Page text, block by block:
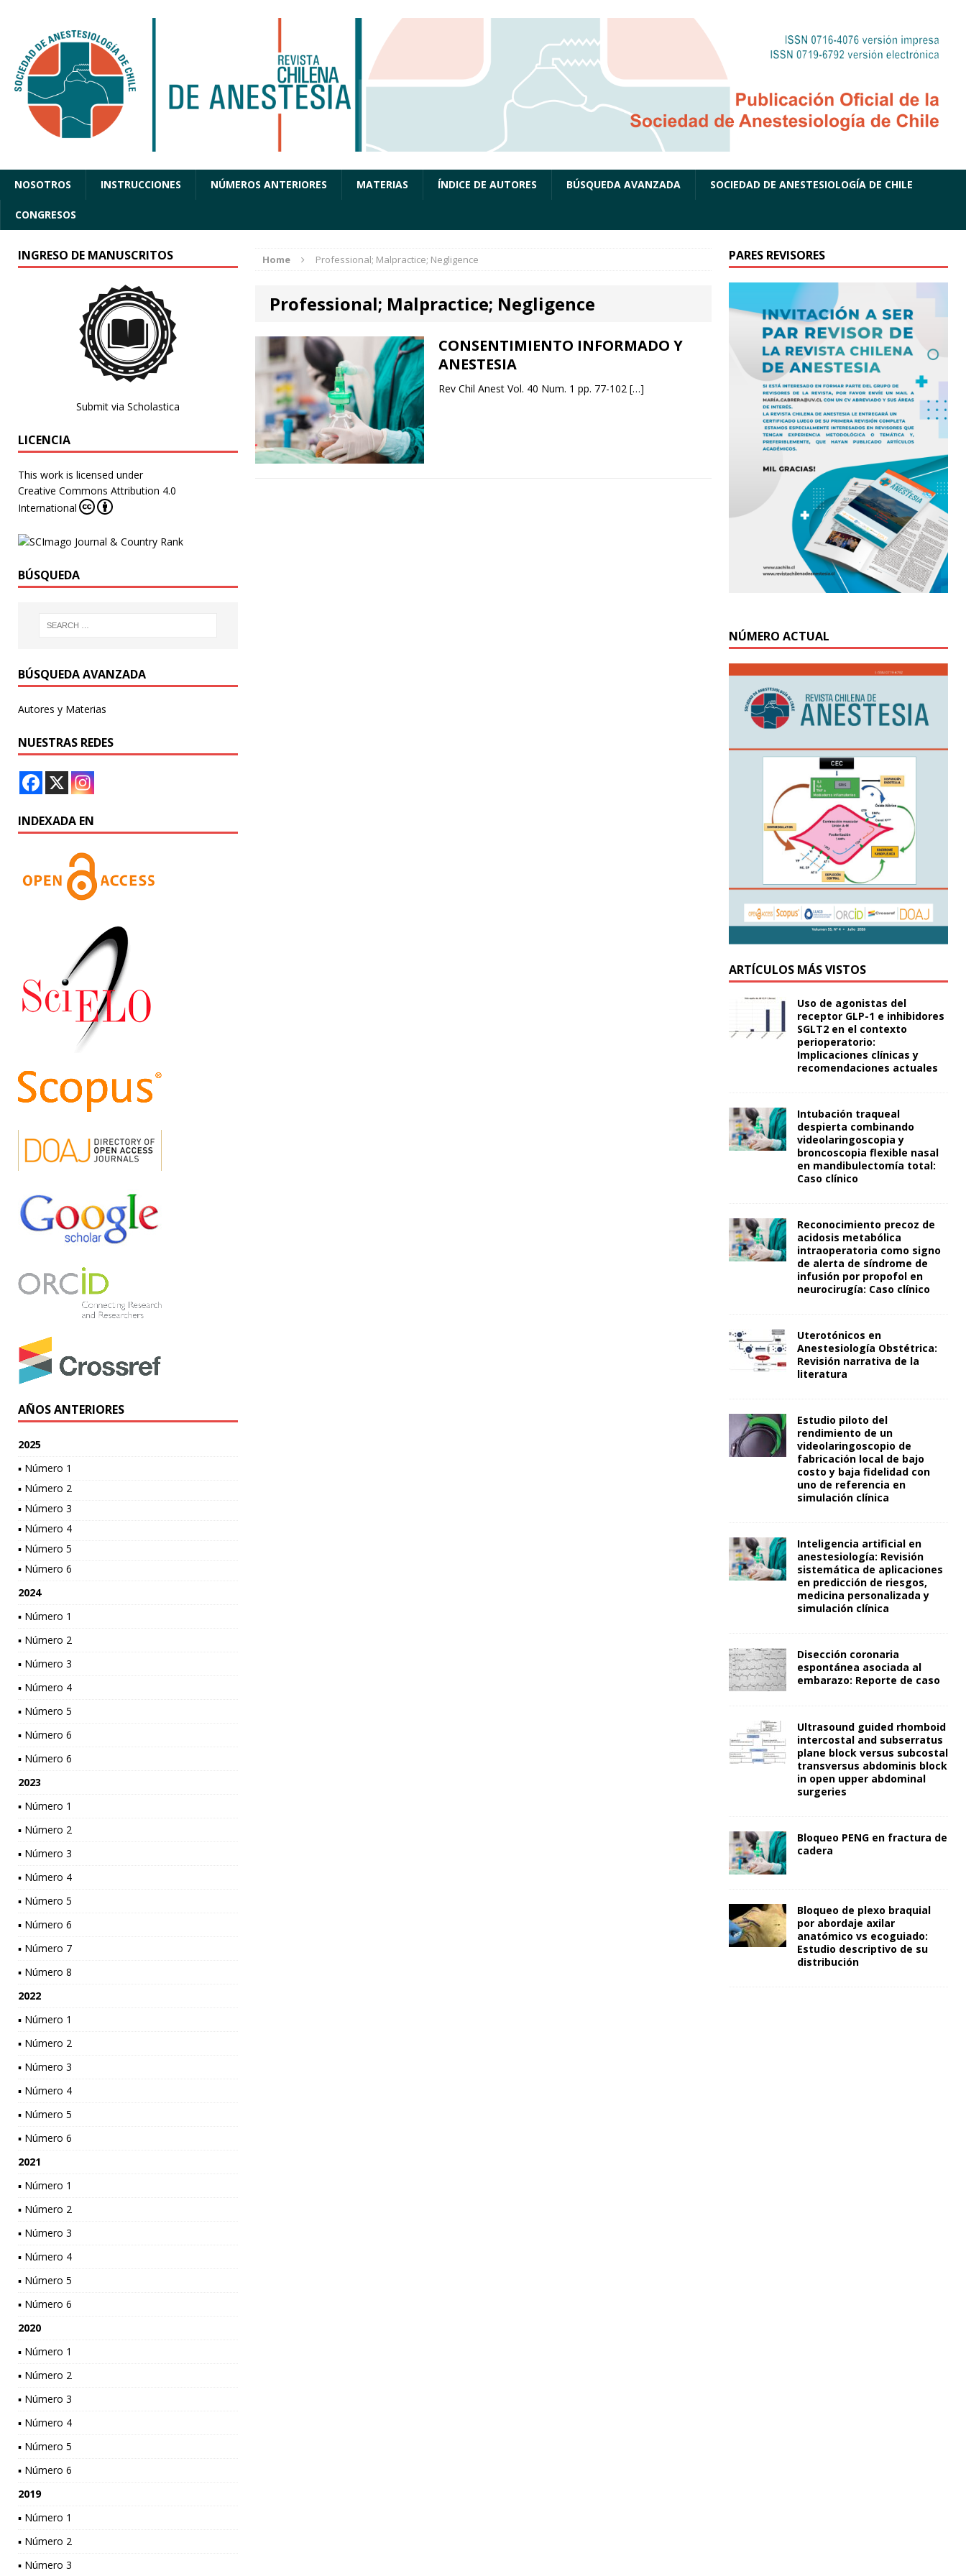
NOSOTROS INSTRUCCIONES NÚMEROS ANTERIORES MATERIAS ÍNDICE DE AUTORES BÚSQUEDA AVANZADA SOCIEDAD DE ANESTESIOLOGÍA DE CHILE
CONGRESOS
Home Professional; Malpractice; Negligence
Professional; Malpractice; Negligence
CONSENTIMIENTO INFORMADO Y
ANESTESIA
Rev Chil Anest Vol. 40 Num. 1 pp. 77-102 […]
INGRESO DE MANUSCRITOS
Submit via Scholastica
LICENCIA
This work is licensed under
Creative Commons Attribution 4.0
International
BÚSQUEDA
BÚSQUEDA AVANZADA
Autores y Materias
NUESTRAS REDES
INDEXADA EN
AÑOS ANTERIORES
2025
▪ Número 1
▪ Número 2
▪ Número 3
▪ Número 4
▪ Número 5
▪ Número 6
2024
▪ Número 1
▪ Número 2
▪ Número 3
▪ Número 4
▪ Número 5
▪ Número 6
▪ Número 6
2023
▪ Número 1
▪ Número 2
▪ Número 3
▪ Número 4
▪ Número 5
▪ Número 6
▪ Número 7
▪ Número 8
2022
▪ Número 1
▪ Número 2
▪ Número 3
▪ Número 4
▪ Número 5
▪ Número 6
2021
▪ Número 1
▪ Número 2
▪ Número 3
▪ Número 4
▪ Número 5
▪ Número 6
2020
▪ Número 1
▪ Número 2
▪ Número 3
▪ Número 4
▪ Número 5
▪ Número 6
2019
▪ Número 1
▪ Número 2
▪ Número 3
PARES REVISORES
NÚMERO ACTUAL
ARTÍCULOS MÁS VISTOS
Uso de agonistas del
receptor GLP-1 e inhibidores
SGLT2 en el contexto
perioperatorio:
Implicaciones clínicas y
recomendaciones actuales
Intubación traqueal
despierta combinando
videolaringoscopia y
broncoscopia flexible nasal
en mandibulectomía total:
Caso clínico
Reconocimiento precoz de
acidosis metabólica
intraoperatoria como signo
de alerta de síndrome de
infusión por propofol en
neurocirugía: Caso clínico
Uterotónicos en
Anestesiología Obstétrica:
Revisión narrativa de la
literatura
Estudio piloto del
rendimiento de un
videolaringoscopio de
fabricación local de bajo
costo y baja fidelidad con
uno de referencia en
simulación clínica
Inteligencia artificial en
anestesiología: Revisión
sistemática de aplicaciones
en predicción de riesgos,
medicina personalizada y
simulación clínica
Disección coronaria
espontánea asociada al
embarazo: Reporte de caso
Ultrasound guided rhomboid
intercostal and subserratus
plane block versus subcostal
transversus abdominis block
in open upper abdominal
surgeries
Bloqueo PENG en fractura de
cadera
Bloqueo de plexo braquial
por abordaje axilar
anatómico vs ecoguiado:
Estudio descriptivo de su
distribución